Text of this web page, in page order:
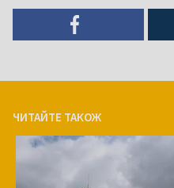
ЧИТАЙТЕ ТАКОЖ